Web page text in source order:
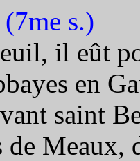
s.)
il eût
en
saint
de Meaux,